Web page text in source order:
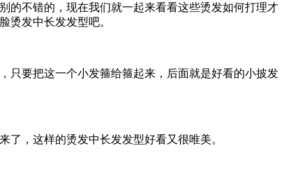
的不错的，现在我们就一起来看看这些烫发如何打理才
烫发中长发发型吧。
只要把这一个小发箍给箍起来，后面就是好看的小披发
了，这样的烫发中长发发型好看又很唯美。